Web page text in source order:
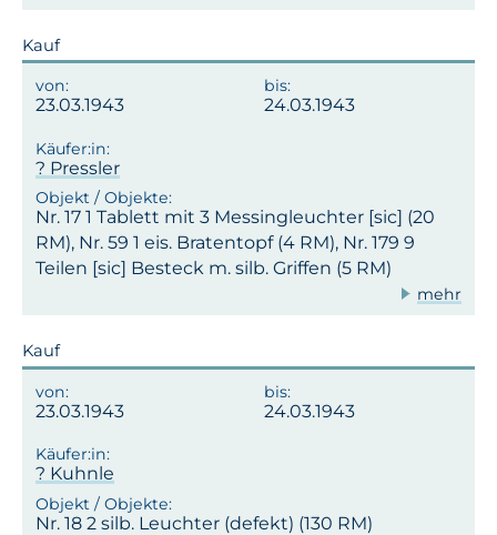
Kauf
23.03.1943 24.03.1943
? Pressler
Nr. 17 1 Tablett mit 3 Messingleuchter [sic] (20
RM), Nr. 59 1 eis. Bratentopf (4 RM), Nr. 179 9
Teilen [sic] Besteck m. silb. Griffen (5 RM)
mehr
Kauf
23.03.1943 24.03.1943
? Kuhnle
Nr. 18 2 silb. Leuchter (defekt) (130 RM)